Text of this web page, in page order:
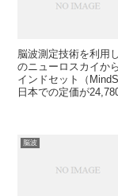
脳波測定技術を利用
のニューロスカイか
インドセット（
日本での定価が
脳波